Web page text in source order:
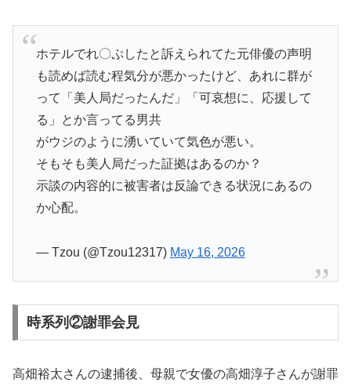
ホテルでれ〇ぷしたと訴えられてた元俳優の声明
も読めば読む程気分が悪かったけど、あれに群が
って「美人局だったんだ」「可哀想に、応援して
る」とか言ってる男共
がウジのように湧いていて気色が悪い。
そもそも美人局だった証拠はあるのか？
示談の内容的に被害者は反論できる状況にあるの
か心配。
— Tzou (@Tzou12317) May 16, 2026
時系列②謝罪会見
高畑裕太さんの逮捕後、母親で女優の高畑淳子さんが謝罪